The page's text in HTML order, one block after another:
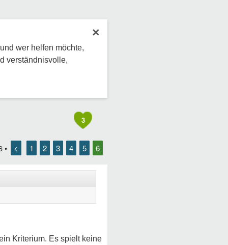
×
wer helfen möchte,
verständnisvolle,
3
• < 1 2 3 4 5 6
Kriterium. Es spielt keine